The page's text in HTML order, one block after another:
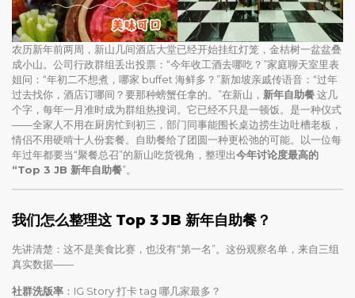
农历新年前两周，新山几间酒店大堂已经开始挂红灯笼，金桔树一盆盆叠
成小山。公司行政群组丢出投票：“今年收工酒去哪吃？”家庭聊天室里表
姐问：“年初二不想煮，哪家 buffet 海鲜多？”新加坡亲戚传语音：“过年
过去找你，酒店订哪间？要那种螃蟹任拿的。”在新山， 新年自助餐这几
个字，每年一月准时成为群组热搜词。它已经不只是一顿饭。是一种仪式
——全家人不用在厨房忙到初三，部门同事能围长桌边捞生边吐槽老板，
情侣不用硬啃十人份套餐。自助餐给了团圆一种更松弛的可能。以一位每
年过年都要当“聚餐总召”的新山吃货视角，整理出今年讨论度最高的
“Top 3 JB 新年自助餐”。
我们怎么整理这 Top 3 JB 新年自助餐？
先讲清楚：这不是美食比赛，也没有“第一名”。这份观察名单，来自三组
真实数据——
社群洗版率 ：IG Story 打卡 tag 哪几家最多？